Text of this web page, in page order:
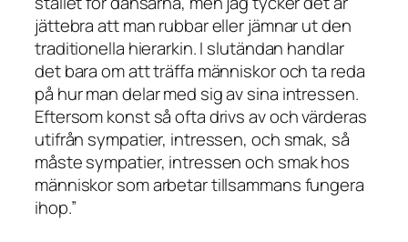
jättebra att man rubbar eller jämnar ut den
traditionella hierarkin. I slutändan handlar
det bara om att träffa människor och ta reda
på hur man delar med sig av sina intressen.
Eftersom konst så ofta drivs av och värderas
utifrån sympatier, intressen, och smak, så
måste sympatier, intressen och smak hos
människor som arbetar tillsammans fungera
ihop.”